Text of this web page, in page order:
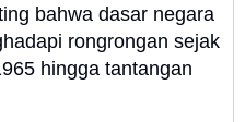
bahwa dasar negara
rongrongan sejak
hingga tantangan